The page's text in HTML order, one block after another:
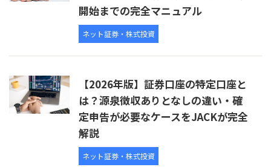
開始までの完全マニュアル
ネット証券・株式投資
【2026年版】証券口座の特定口座と
は？源泉徴収ありとなしの違い・確
定申告が必要なケースをJACKが完全
解説
ネット証券・株式投資